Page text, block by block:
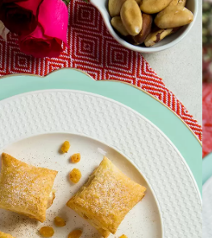
LOJAS AROSA
EMPRESA